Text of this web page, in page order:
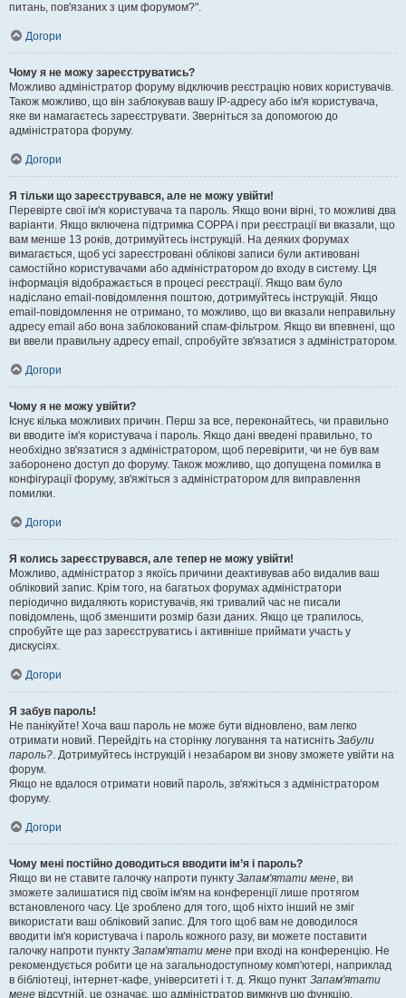
питань, пов'язаних з цим форумом?".
Догори
Чому я не можу зареєструватись?
Можливо адміністратор форуму відключив реєстрацію нових користувачів.
Також можливо, що він заблокував вашу IP-адресу або ім'я користувача,
яке ви намагаєтесь зареєструвати. Зверніться за допомогою до
адміністратора форуму.
Догори
Я тільки що зареєструвався, але не можу увійти!
Перевірте свої ім'я користувача та пароль. Якщо вони вірні, то можливі два
варіанти. Якщо включена підтримка COPPA і при реєстрації ви вказали, що
вам менше 13 років, дотримуйтесь інструкцій. На деяких форумах
вимагається, щоб усі зареєстровані облікові записи були активовані
самостійно користувачами або адміністратором до входу в систему. Ця
інформація відображається в процесі реєстрації. Якщо вам було
надіслано email-повідомлення поштою, дотримуйтесь інструкцій. Якщо
email-повідомлення не отримано, то можливо, що ви вказали неправильну
адресу email або вона заблокований спам-фільтром. Якщо ви впевнені, що
ви ввели правильну адресу email, спробуйте зв'язатися з адміністратором.
Догори
Чому я не можу увійти?
Існує кілька можливих причин. Перш за все, переконайтесь, чи правильно
ви вводите ім'я користувача і пароль. Якщо дані введені правильно, то
необхідно зв'язатися з адміністратором, щоб перевірити, чи не був вам
заборонено доступ до форуму. Також можливо, що допущена помилка в
конфігурації форуму, зв'яжіться з адміністратором для виправлення
помилки.
Догори
Я колись зареєструвався, але тепер не можу увійти!
Можливо, адміністратор з якоїсь причини деактивував або видалив ваш
обліковий запис. Крім того, на багатьох форумах адміністратори
періодично видаляють користувачів, які тривалий час не писали
повідомлень, щоб зменшити розмір бази даних. Якщо це трапилось,
спробуйте ще раз зареєструватись і активніше приймати участь у
дискусіях.
Догори
Я забув пароль!
Не панікуйте! Хоча ваш пароль не може бути відновлено, вам легко
отримати новий. Перейдіть на сторінку логування та натисніть Забули
пароль?. Дотримуйтесь інструкцій і незабаром ви знову зможете увійти на
форум.
Якщо не вдалося отримати новий пароль, зв'яжіться з адміністратором
форуму.
Догори
Чому мені постійно доводиться вводити ім’я і пароль?
Якщо ви не ставите галочку напроти пункту Запам'ятати мене, ви
зможете залишатися під своїм ім'ям на конференції лише протягом
встановленого часу. Це зроблено для того, щоб ніхто інший не зміг
використати ваш обліковий запис. Для того щоб вам не доводилося
вводити ім'я користувача і пароль кожного разу, ви можете поставити
галочку напроти пункту Запам'ятати мене при вході на конференцію. Не
рекомендується робити це на загальнодоступному комп'ютері, наприклад
в бібліотеці, інтернет-кафе, університеті і т. д. Якщо пункт Запам'ятати
мене відсутній, це означає, що адміністратор вимкнув цю функцію.